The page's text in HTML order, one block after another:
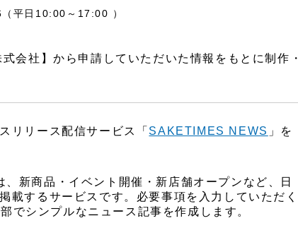
平日10:00～17:00 ）
会社】から申請していただいた情報をもとに制作・
リリース配信サービス「 SAKETIMES NEWS 」を
新商品・イベント開催・新店舗オープンなど、日
載するサービスです。必要事項を入力していただく
でシンプルなニュース記事を作成します。